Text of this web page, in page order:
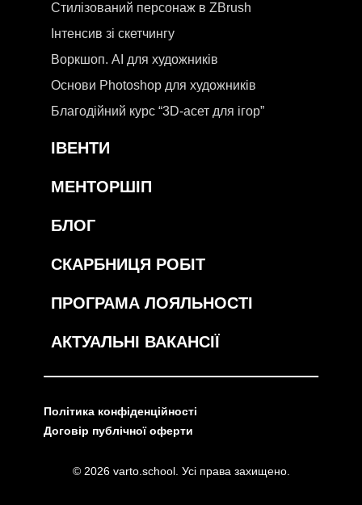
Стилізований персонаж в ZBrush
Інтенсив зі скетчингу
Воркшоп. AI для художників
Основи Photoshop для художників
Благодійний курс “3D-асет для ігор”
ІВЕНТИ
МЕНТОРШІП
БЛОГ
СКАРБНИЦЯ РОБІТ
ПРОГРАМА ЛОЯЛЬНОСТІ
АКТУАЛЬНІ ВАКАНСІЇ
Політика конфіденційності
Договір публічної оферти
© 2026 varto.school. Усі права захищено.